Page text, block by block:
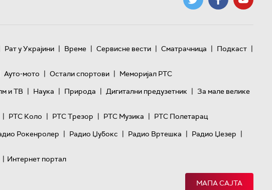
Рат у Украјини | Време | Сервисне вести | Сматрачница | Подкаст |
Ауто-мото | Остали спортови | Меморијал РТС
и ТВ | Наука | Природа | Дигитални предузетник | За мале велике
| РТС Коло | РТС Трезор | РТС Музика | РТС Полетарац
Рокенролер | Радио Џубокс | Радио Вртешка | Радио Џезер |
| Интернет портал
МАПА САЈТА